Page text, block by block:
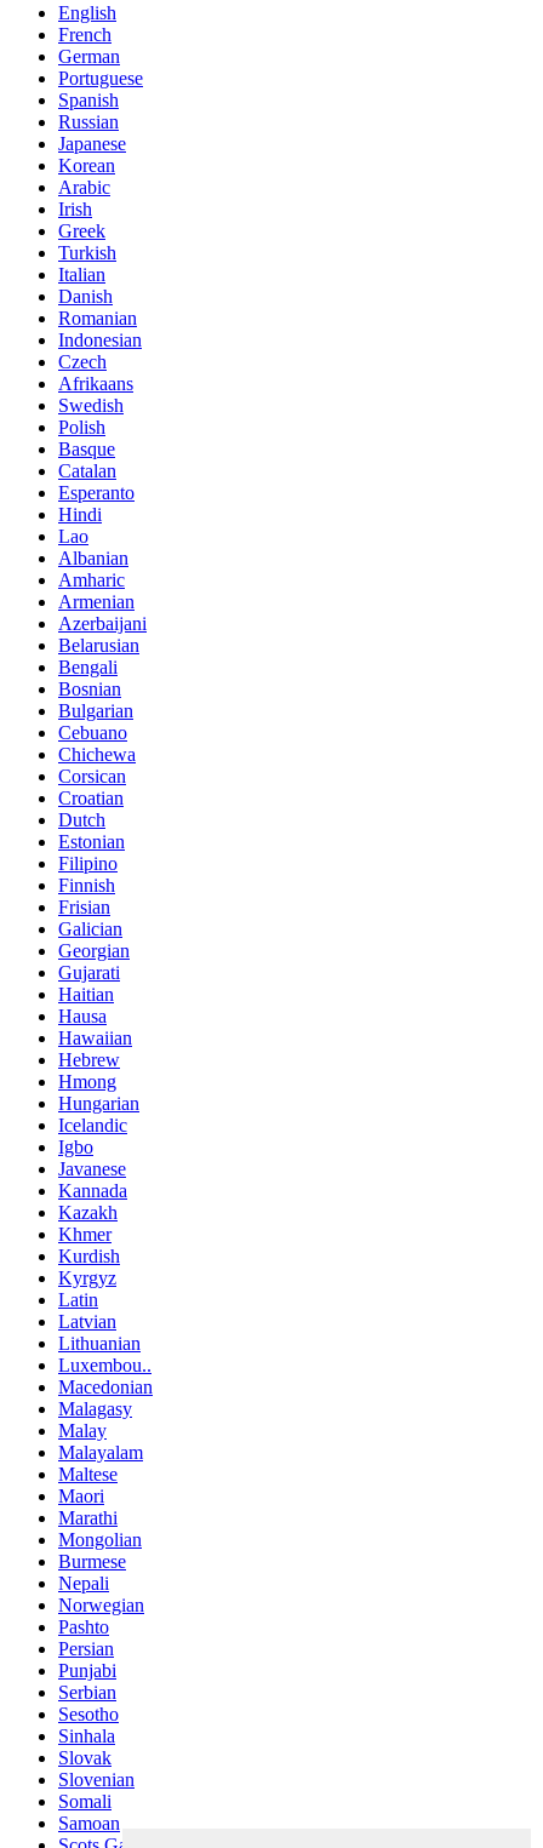
English
French
German
Portuguese
Spanish
Russian
Japanese
Korean
Arabic
Irish
Greek
Turkish
Italian
Danish
Romanian
Indonesian
Czech
Afrikaans
Swedish
Polish
Basque
Catalan
Esperanto
Hindi
Lao
Albanian
Amharic
Armenian
Azerbaijani
Belarusian
Bengali
Bosnian
Bulgarian
Cebuano
Chichewa
Corsican
Croatian
Dutch
Estonian
Filipino
Finnish
Frisian
Galician
Georgian
Gujarati
Haitian
Hausa
Hawaiian
Hebrew
Hmong
Hungarian
Icelandic
Igbo
Javanese
Kannada
Kazakh
Khmer
Kurdish
Kyrgyz
Latin
Latvian
Lithuanian
Luxembou..
Macedonian
Malagasy
Malay
Malayalam
Maltese
Maori
Marathi
Mongolian
Burmese
Nepali
Norwegian
Pashto
Persian
Punjabi
Serbian
Sesotho
Sinhala
Slovak
Slovenian
Somali
Samoan